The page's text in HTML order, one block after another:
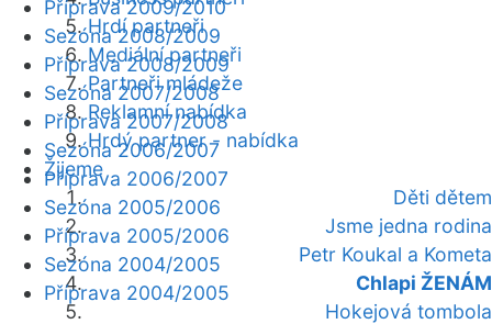
Hrdí partneři
Mediální partneři
Partneři mládeže
Reklamní nabídka
Hrdý partner - nabídka
Žijeme
Děti dětem
Jsme jedna rodina
Petr Koukal a Kometa
Chlapi ŽENÁM
Hokejová tombola
Příprava 2009/2010
Sezóna 2008/2009
Příprava 2008/2009
Sezóna 2007/2008
Příprava 2007/2008
Sezóna 2006/2007
Příprava 2006/2007
Sezóna 2005/2006
Příprava 2005/2006
Sezóna 2004/2005
Příprava 2004/2005